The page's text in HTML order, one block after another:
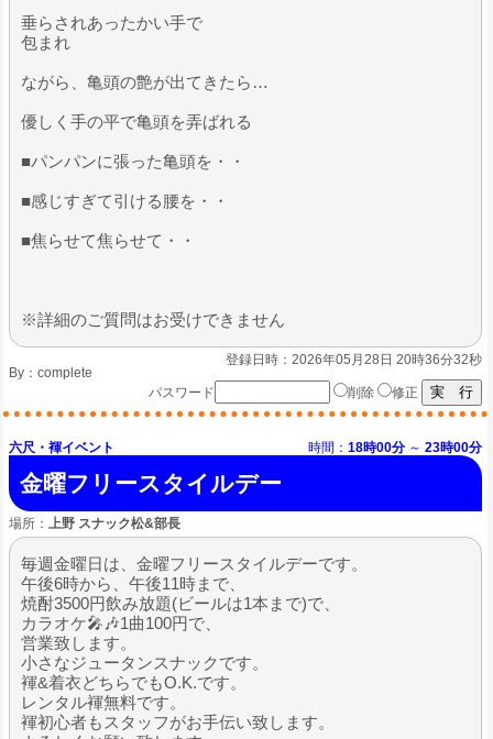
垂らされあったかい手で
包まれ
ながら、亀頭の艶が出てきたら…
優しく手の平で亀頭を弄ばれる
​■パンパンに張った亀頭を・・
■感じすぎて引ける腰を・・
■焦らせて焦らせて・・
※詳細のご質問はお受けできません
登録日時：2026年05月28日 20時36分32秒
By： complete
パスワード
削除 修正
六尺・褌イベント 時間： 18時00分 ～ 23時00分
金曜フリースタイルデー
場所： 上野 スナック松&部長
毎週金曜日は、金曜フリースタイルデーです。
午後6時から、午後11時まで、
焼酎3500円飲み放題(ビールは1本まで)で、
カラオケ🎤🎶1曲100円で、
営業致します。
小さなジュータンスナックです。
褌&着衣どちらでもO.K.です。
レンタル褌無料です。
褌初心者もスタッフがお手伝い致します。